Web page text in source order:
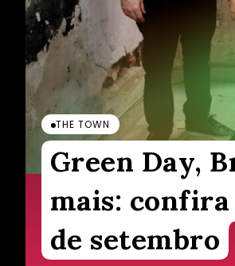
THE TOWN
Green Day,
mais:
de setembro